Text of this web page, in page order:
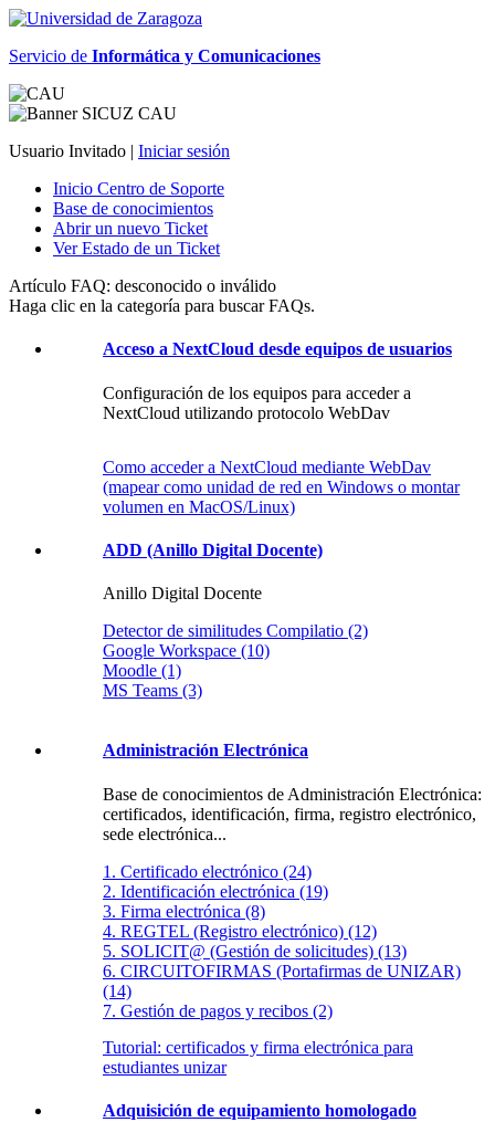
Servicio de Informática y Comunicaciones
Usuario Invitado | Iniciar sesión
Inicio Centro de Soporte
Base de conocimientos
Abrir un nuevo Ticket
Ver Estado de un Ticket
Artículo FAQ: desconocido o inválido
Haga clic en la categoría para buscar FAQs.
Acceso a NextCloud desde equipos de usuarios
Configuración de los equipos para acceder a
NextCloud utilizando protocolo WebDav
Como acceder a NextCloud mediante WebDav
(mapear como unidad de red en Windows o montar
volumen en MacOS/Linux)
ADD (Anillo Digital Docente)
Anillo Digital Docente
Detector de similitudes Compilatio (2)
Google Workspace (10)
Moodle (1)
MS Teams (3)
Administración Electrónica
Base de conocimientos de Administración Electrónica:
certificados, identificación, firma, registro electrónico,
sede electrónica...
1. Certificado electrónico (24)
2. Identificación electrónica (19)
3. Firma electrónica (8)
4. REGTEL (Registro electrónico) (12)
5. SOLICIT@ (Gestión de solicitudes) (13)
6. CIRCUITOFIRMAS (Portafirmas de UNIZAR)
(14)
7. Gestión de pagos y recibos (2)
Tutorial: certificados y firma electrónica para
estudiantes unizar
Adquisición de equipamiento homologado